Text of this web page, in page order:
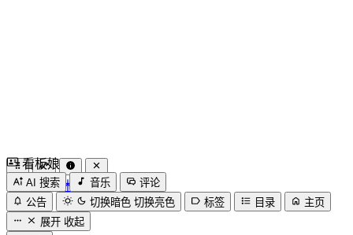
by 木果阿木果
看板娘
AI 搜索 音乐
评论
公告
切换暗色 切换亮色 标签 目录
主页
展开 收起